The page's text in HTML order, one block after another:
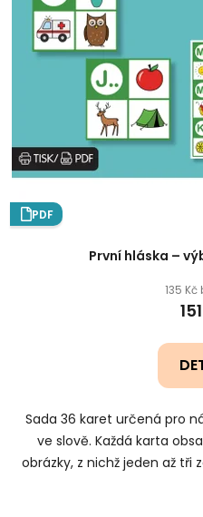
PDF
První hláska –
135 Kč
Sada 36 karet určená pro
ve slově. Každá karta
obrázky, z nichž jeden až tři